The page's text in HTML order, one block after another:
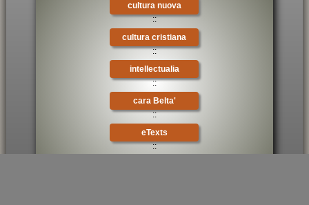
cultura nuova
::
cultura cristiana
::
intellectualia
::
cara Belta'
::
eTexts
::